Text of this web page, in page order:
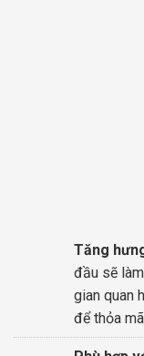
Tăng
đầu sẽ
gian quan
để thỏa